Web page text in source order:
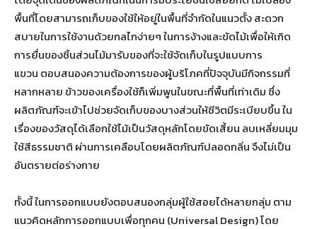
พื้นที่โดยสามารถเก็บของใช้ให้อยู่ในพื้นที่จำกัดในแนวตั้ง สะดวก
สบายในการใช้งานด้วยกลไกง่ายๆ ในการง้างและขัดไม้เพื่อให้เกิด
การยื่นของชิ้นส่วนไม้มารับของที่จะใช้จัดเก็บในรูปแบบการ
แขวน ตอบสนองความต้องการของผู้บริโภคที่ปัจจุบันมีกิจกรรมที่
หลากหลาย ข้าวของเครื่องใช้ก็เพิ่มพูนในขณะที่พื้นที่เท่าเดิม ซึ่ง
ผลิตภัณฑ์จะเข้าไปช่วยจัดเก็บของบางส่วนให้ชีวิตมีระเบียบขึ้น ใน
เรื่องของวัสดุได้เลือกใช้ไม้เป็นวัสดุหลักโดยขัดเสี้ยน ลบเหลี่ยมมุม
ใช้สีธรรมชาติ ผ่านการเคลือบโดยผลิตภัณฑ์ปลอดกลิ่น จึงไม่เป็น
อันตรายต่อร่างกาย
ทั้งนี้ ในการออกแบบยังตอบสนองกลุ่มผู้ใช้สอยได้หลายกลุ่ม ตาม
แนวคิดหลักการออกแบบเพื่อทุกคน (Universal Design) โดย